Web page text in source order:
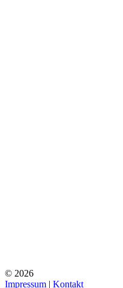
© 2026
Impressum | Kontakt